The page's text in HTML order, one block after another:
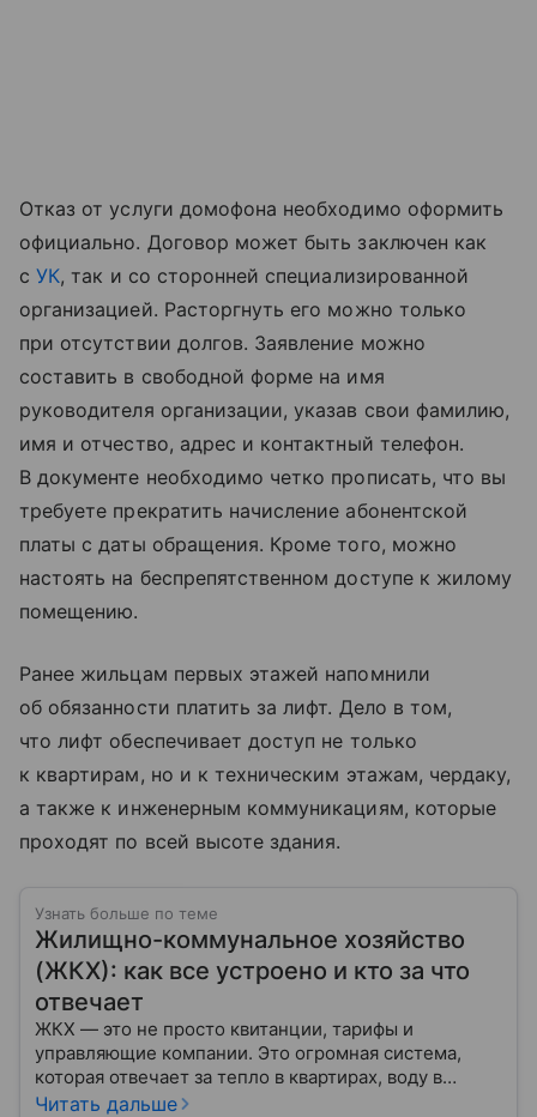
Отказ от услуги домофона необходимо оформить
официально. Договор может быть заключен как
сУК, так и со сторонней специализированной
организацией. Расторгнуть его можно только
при отсутствии долгов. Заявление можно
составить в свободной форме на имя
руководителя организации, указав свои фамилию,
имя и отчество, адрес и контактный телефон.
В документе необходимо четко прописать, что вы
требуете прекратить начисление абонентской
платы с даты обращения. Кроме того, можно
настоять на беспрепятственном доступе к жилому
помещению.
Ранее жильцам первых этажей напомнили
об обязанности платить за лифт. Дело в том,
что лифт обеспечивает доступ не только
к квартирам, но и к техническим этажам, чердаку,
а также к инженерным коммуникациям, которые
проходят по всей высоте здания.
Узнать больше по теме
Жилищно-коммунальное хозяйство
(ЖКХ): как все устроено и кто за что
отвечает
ЖКХ — это не просто квитанции, тарифы и
управляющие компании. Это огромная система,
которая отвечает за тепло в квартирах, воду в
кране, освещение улиц и чистоту во дворах.
Читать дальше